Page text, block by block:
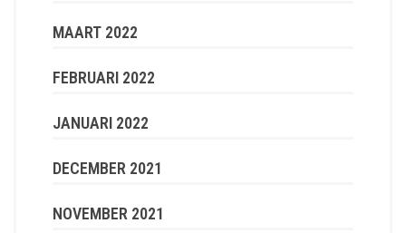
MAART 2022
FEBRUARI 2022
JANUARI 2022
DECEMBER 2021
NOVEMBER 2021